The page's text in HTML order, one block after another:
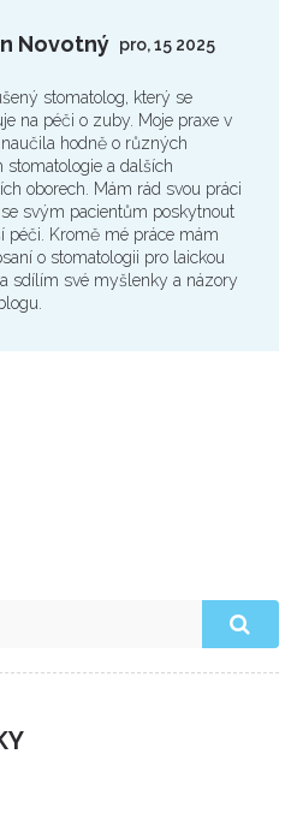
Novotný pro, 15 2025
stomatolog, který se
na péči o zuby. Moje praxe v
hodně o různých
stomatologie a dalších
oborech. Mám rád svou práci
svým pacientům poskytnout
péči. Kromě mé práce mám
o stomatologii pro laickou
sdílím své myšlenky a názory